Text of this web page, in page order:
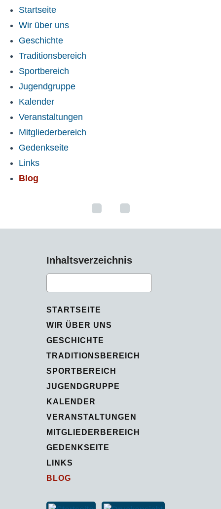
Startseite
Wir über uns
Geschichte
Traditionsbereich
Sportbereich
Jugendgruppe
Kalender
Veranstaltungen
Mitgliederbereich
Gedenkseite
Links
Blog
Inhaltsverzeichnis
STARTSEITE
WIR ÜBER UNS
GESCHICHTE
TRADITIONSBEREICH
SPORTBEREICH
JUGENDGRUPPE
KALENDER
VERANSTALTUNGEN
MITGLIEDERBEREICH
GEDENKSEITE
LINKS
BLOG